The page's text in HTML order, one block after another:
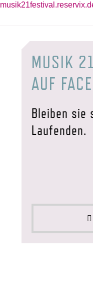
MUSIK 21
AUF
Bleiben sie
Laufenden.